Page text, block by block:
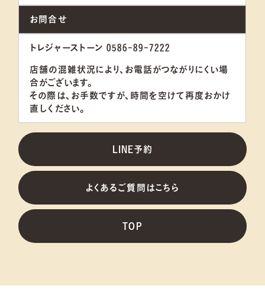
お問合せ
トレジャーストーン 0586-89-7222
店舗の混雑状況により、お電話がつながりにくい場
合がございます。
その際は、お手数ですが、 時間を空けて再度おかけ
直し ください。
LINE予約
よくあるご質問はこちら
TOP